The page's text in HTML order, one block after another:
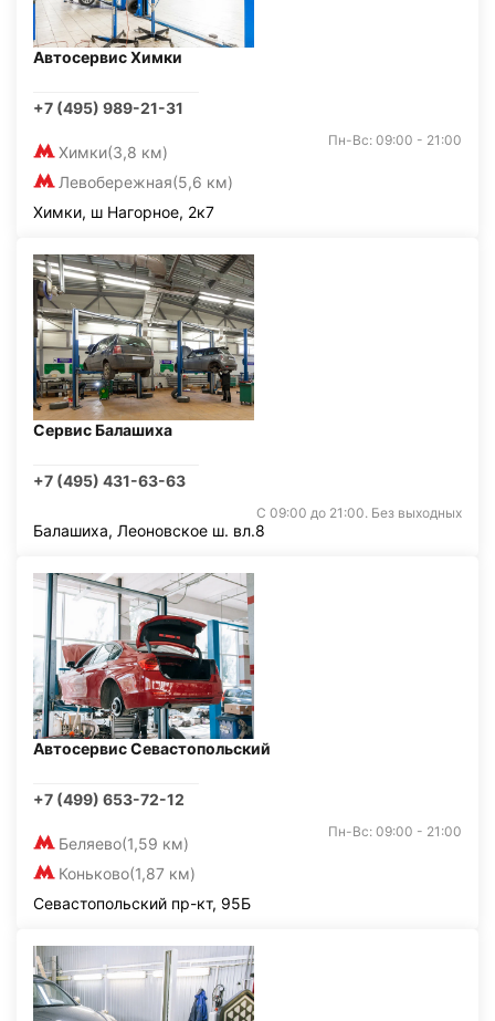
Автосервис Химки
+7 (495) 989-21-31
Химки(3,8 км)
Левобережная(5,6 км)
Пн-Вс: 09:00 - 21:00
Химки, ш Нагорное, 2к7
Сервис Балашиха
+7 (495) 431-63-63
С 09:00 до 21:00. Без выходных
Балашиха, Леоновское ш. вл.8
Автосервис Севастопольский
+7 (499) 653-72-12
Беляево(1,59 км)
Коньково(1,87 км)
Пн-Вс: 09:00 - 21:00
Севастопольский пр-кт, 95Б